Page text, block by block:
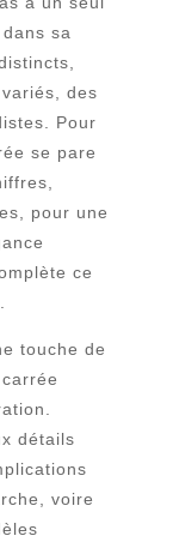
sa
des
Pour
se pare
pour une
ce
touche de
détails
voire